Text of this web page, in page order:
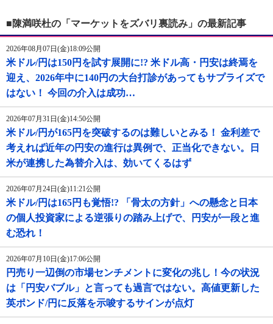
■陳満咲杜の「マーケットをズバリ裏読み」の最新記事
2026年08月07日(金)18:09公開
米ドル/円は150円を試す展開に!? 米ドル高・円安は終焉を
迎え、2026年中に140円の大台打診があってもサプライズで
はない！ 今回の介入は成功…
2026年07月31日(金)14:50公開
米ドル/円が165円を突破するのは難しいとみる！ 金利差で
考えれば近年の円安の進行は異例で、正当化できない。日
米が連携した為替介入は、効いてくるはず
2026年07月24日(金)11:21公開
米ドル/円は165円も覚悟!? 「骨太の方針」への懸念と日本
の個人投資家による逆張りの踏み上げで、円安が一段と進
む恐れ！
2026年07月10日(金)17:06公開
円売り一辺倒の市場センチメントに変化の兆し！今の状況
は「円安バブル」と言っても過言ではない。高値更新した
英ポンド/円に反落を示唆するサインが点灯